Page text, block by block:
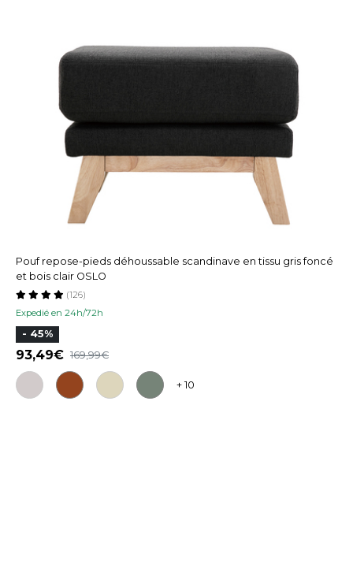
Pouf repose-pieds déhoussable scandinave en tissu gris foncé
et bois clair OSLO
Expedié en 24h/72h
(126)
- 45%
93,49 169,99
+ 10